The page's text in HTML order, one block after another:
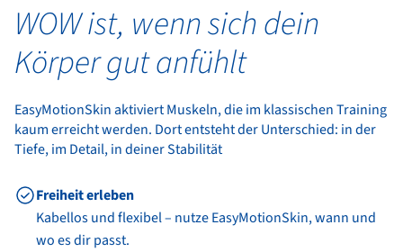
WOW ist, wenn sich dein
Körper gut anfühlt
EasyMotionSkin aktiviert Muskeln, die im klassischen Training
kaum erreicht werden. Dort entsteht der Unterschied: in der
Tiefe, im Detail, in deiner Stabilität
Freiheit erleben
Kabellos und flexibel – nutze EasyMotionSkin, wann und
wo es dir passt.